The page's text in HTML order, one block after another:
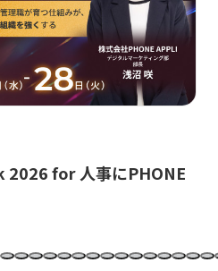
2026 for 人事にPHONE